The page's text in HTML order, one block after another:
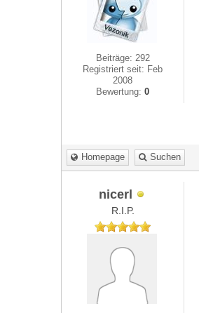
Beiträge: 292
Registriert seit: Feb
2008
Bewertung:0
Homepage Suchen
nicerl
R.I.P.